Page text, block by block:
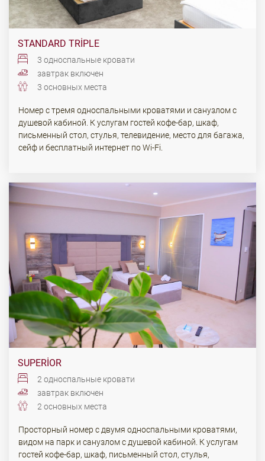
STANDARD TRIPLE
3 односпальные кровати
завтрак включен
3 основных места
Номер с тремя односпальными кроватями и санузлом с
душевой кабиной. К услугам гостей кофе-бар, шкаф,
письменный стол, стулья, телевидение, место для багажа,
сейф и бесплатный интернет по Wi-Fi.
SUPERIOR
2 односпальные кровати
завтрак включен
2 основных места
Просторный номер с двумя односпальными кроватями,
видом на парк и санузлом с душевой кабиной. К услугам
гостей кофе-бар, шкаф, письменный стол, стулья,